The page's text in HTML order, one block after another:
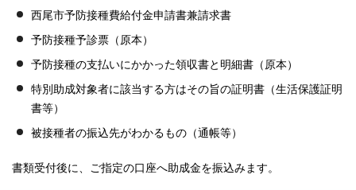
西尾市予防接種費給付金申請書兼請求書
予防接種予診票（原本）
予防接種の支払いにかかった領収書と明細書（原本）
特別助成対象者に該当する方はその旨の証明書（生活保護証明
書等）
被接種者の振込先がわかるもの（通帳等）
書類受付後に、ご指定の口座へ助成金を振込みます。